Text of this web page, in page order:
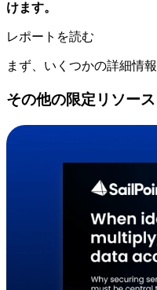
けます。
レポートを読む
まず、いくつかの詳細情
その他の限定リソース